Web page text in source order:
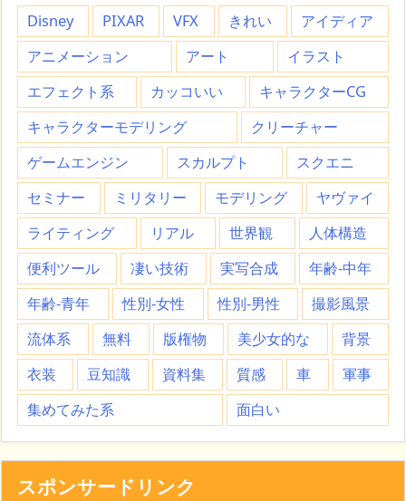
Disney PIXAR VFX きれい
アイディア
アニメーション
アート
イラスト
エフェクト系
カッコいい
キャラクターCG
キャラクターモデリング
クリーチャー
ゲームエンジン
スカルプト
スクエニ
セミナー
ミリタリー モデリング
ヤヴァイ
ライティング
リアル 世界観
人体構造
便利ツール
凄い技術 実写合成
年齢-中年
年齢-青年
性別-女性 性別-男性
撮影風景
流体系
無料 版権物 美少女的な
背景
衣装
豆知識 資料集 質感 車
軍事
集めてみた系
面白い
スポンサードリンク